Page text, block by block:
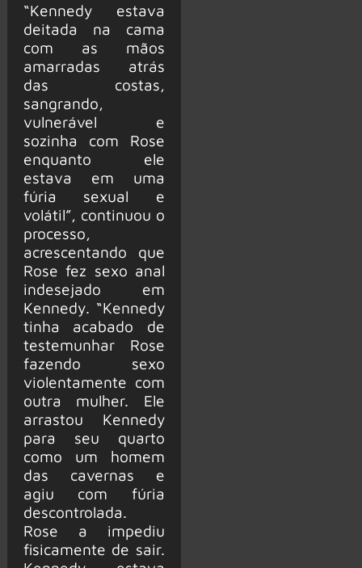
“Kennedy estava
deitada na cama
com as mãos
amarradas atrás
das costas,
sangrando,
vulnerável e
sozinha com Rose
enquanto ele
estava em uma
fúria sexual e
volátil”, continuou o
processo,
acrescentando que
Rose fez sexo anal
indesejado em
Kennedy. “Kennedy
tinha acabado de
testemunhar Rose
fazendo sexo
violentamente com
outra mulher. Ele
arrastou Kennedy
para seu quarto
como um homem
das cavernas e
agiu com fúria
descontrolada.
Rose a impediu
fisicamente de sair.